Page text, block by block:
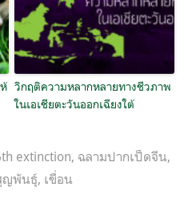
วิกฤติความหลากหลายทางชีวภาพ
ในเอเชียตะวันออกเฉียงใต้
extinction, ฉลามปากเป็ดจีน,
ญพันธุ์, เขื่อน